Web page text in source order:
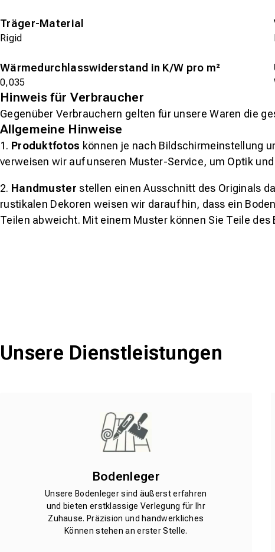
Träger-Material
Rigid
Wärmedurchlasswiderstand in K/W pro m²
0,035
Hinweis für Verbraucher
Gegenüber Verbrauchern gelten für unsere Waren die
Allgemeine Hinweise
1. Produktfotos können je nach Bildschirmeinstellung
verweisen wir auf unseren Muster-Service, um Optik
2. Handmuster stellen einen Ausschnitt des Originals
rustikalen Dekoren weisen wir darauf hin, dass ein
Teilen abweicht. Mit einem Muster können Sie Teile
Unsere Dienstleistungen
Bodenleger
Unsere Bodenleger sind äußerst erfahren
und bieten erstklassige Verlegung für Ihr
Zuhause. Präzision und handwerkliches
Können stehen an erster Stelle.